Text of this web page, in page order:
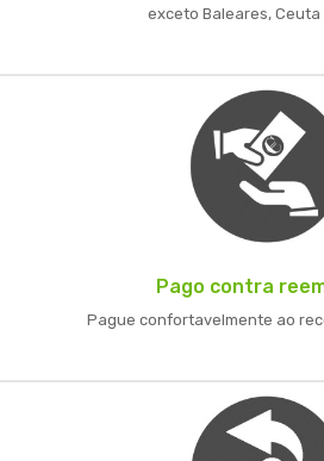
exceto Baleares, Ceuta
Pago contra
Pague confortavelmente ao